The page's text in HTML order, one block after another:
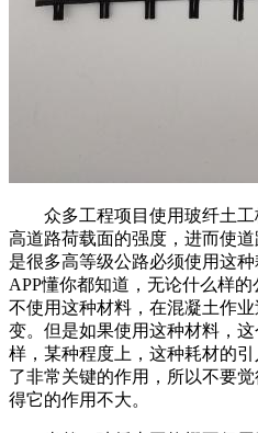
众多工程项目使用玻纤土工格
高道路荷载面的强度，进而
是很多高等级公路必须使用这种耗材
APP懂你都知道，无论什么样的
不使用这种材料，在混凝土作业
变。但是如果使用这种材料
样，某种程度上，这种耗
了非常关键的作用，所以不要
得它的作用不大。